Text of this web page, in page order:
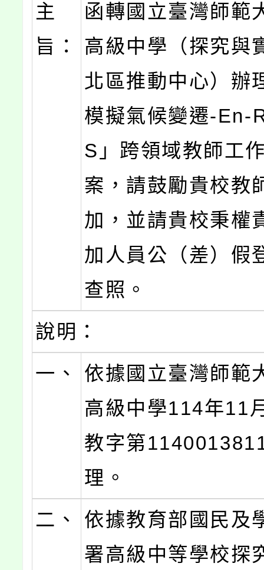
主
旨：
函轉國立臺灣師範
高級中學（探究與
北區推動中心）辦
模擬氣候變遷-En-
S」跨領域教師工
案，請鼓勵貴校教
加，並請貴校秉權
加人員公（差）假
查照。
說明：
一、
依據國立臺灣師範
高級中學114年11
教字第
理。
二、
依據教育部國民及
署高級中等學校探